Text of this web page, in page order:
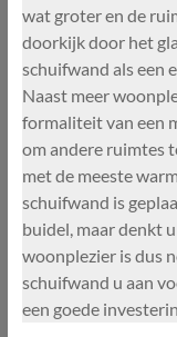
wat groter en de
doorkijk door het
schuifwand als een
Naast meer
formaliteit van een
om andere ruimtes
met de meeste
schuifwand is
buidel, maar denkt
woonplezier is dus
schuifwand u aan
een goede